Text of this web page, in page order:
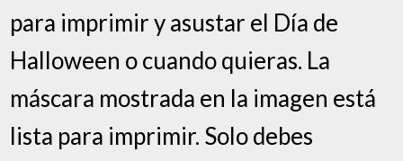
para imprimir y asustar el Día de
Halloween o cuando quieras. La
máscara mostrada en la imagen está
lista para imprimir. Solo debes